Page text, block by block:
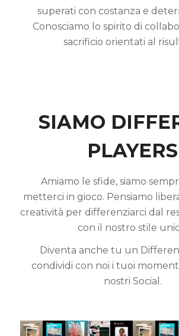
superati con costanza e
Conosciamo lo spirito di
sacrificio orientati al
SIAMO
PLAYERS
Amiamo le sfide, siamo
metterci in gioco. Pensiamo
creatività per differenziarci dal
con il nostro stile
Diventa anche tu un
condividi con noi i tuoi
nostri Social.